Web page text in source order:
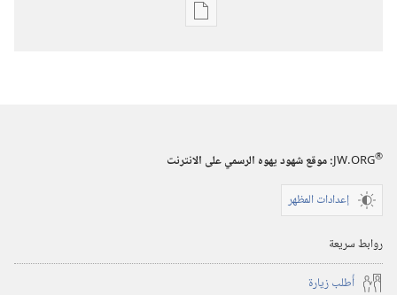
خيارات
أبريل‏
JW.ORG®
:‏ موقع شهود يهوه الرسمي على الانترنت
إعدادات المظهر
روابط سريعة
أُطلب زيارة